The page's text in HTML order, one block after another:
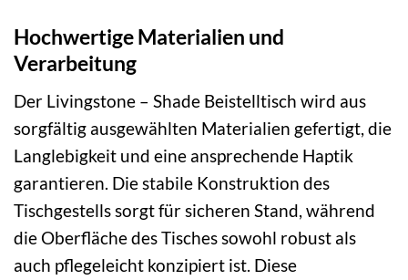
Hochwertige Materialien und
Verarbeitung
Der Livingstone – Shade Beistelltisch wird aus
sorgfältig ausgewählten Materialien gefertigt, die
Langlebigkeit und eine ansprechende Haptik
garantieren. Die stabile Konstruktion des
Tischgestells sorgt für sicheren Stand, während
die Oberfläche des Tisches sowohl robust als
auch pflegeleicht konzipiert ist. Diese